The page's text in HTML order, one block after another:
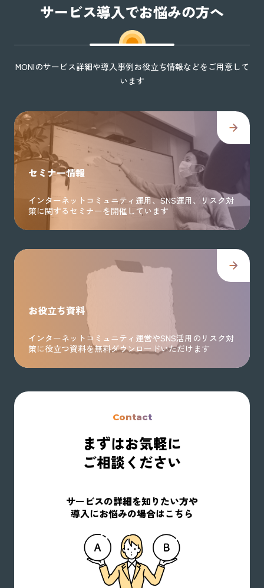
サービス導入でお悩みの方へ
MONIのサービス詳細や導入事例お役立ち情報などをご用意して
います
セミナー情報
インターネットコミュニティ運用、SNS運用、リスク対
策に関するセミナーを開催しています
お役立ち資料
インターネットコミュニティ運営やSNS活用のリスク対
策に役立つ資料を無料ダウンロードいただけます
Contact
まずはお気軽に
ご相談ください
サービスの詳細を知りたい方や
導入にお悩みの場合はこちら